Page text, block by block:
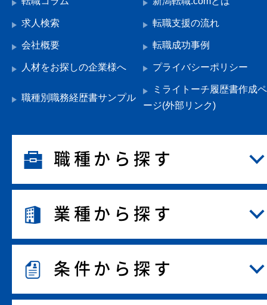
求人検索 転職支援の流れ
会社概要 転職成功事例
人材をお探しの企業様へ プライバシーポリシー
職種別職務経歴書サンプル
ミライトーチ履歴書作成ペ
ージ(外部リンク)
職種から探す
業種から探す
条件から探す